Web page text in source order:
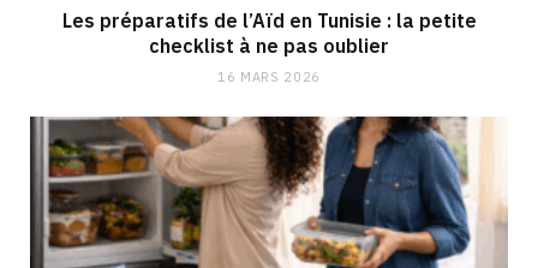
Les préparatifs de l’Aïd en Tunisie : la petite
checklist à ne pas oublier
16 MARS 2026